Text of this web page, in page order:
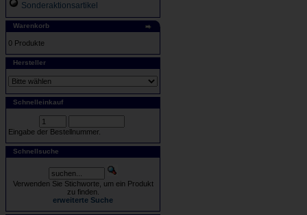
Sonderaktionsartikel
Warenkorb
0 Produkte
Hersteller
Schnelleinkauf
Eingabe der Bestellnummer.
Schnellsuche
Verwenden Sie Stichworte, um ein Produkt
zu finden.
erweiterte Suche